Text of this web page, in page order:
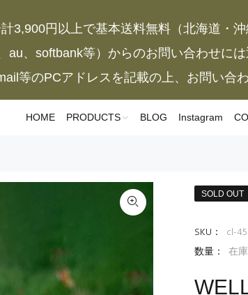
3,900円以上で基本送料無料（北海道・沖
au、softbank等）からのお問い合わせに
等のPCアドレスを記載の上、お問い合
HOME PRODUCTS BLOG Instagram
SOLD OUT
SKU：
cl-
数量： 在